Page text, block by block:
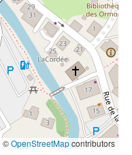
©OpenStreetMapcontributors